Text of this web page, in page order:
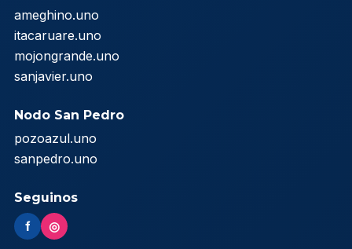
ameghino.uno
itacaruare.uno
mojongrande.uno
sanjavier.uno
Nodo San Pedro
pozoazul.uno
sanpedro.uno
Seguinos
f ◎